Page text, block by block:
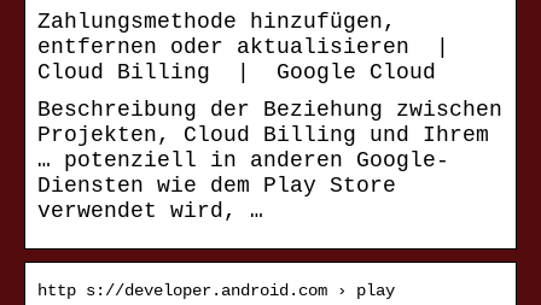
Zahlungsmethode hinzufügen,
entfernen oder aktualisieren |
Cloud Billing | Google Cloud
Beschreibung der Beziehung zwischen
Projekten, Cloud Billing und Ihrem
… potenziell in anderen Google-
Diensten wie dem Play Store
verwendet wird, …
http s://developer.android.com › play